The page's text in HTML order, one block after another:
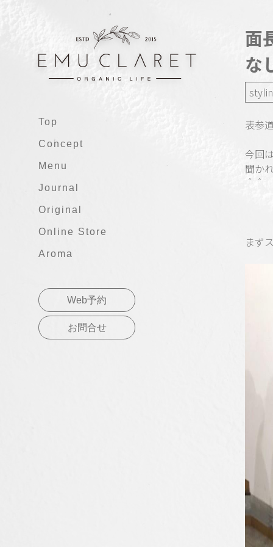
Top
Concept
Menu
Journal
Original
Online Store
Aroma
Web予約
お問合せ
面
な
表参
今回
聞か
＾＾
まず